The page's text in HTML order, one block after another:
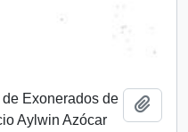
Exonerados de
Aylwin Azócar